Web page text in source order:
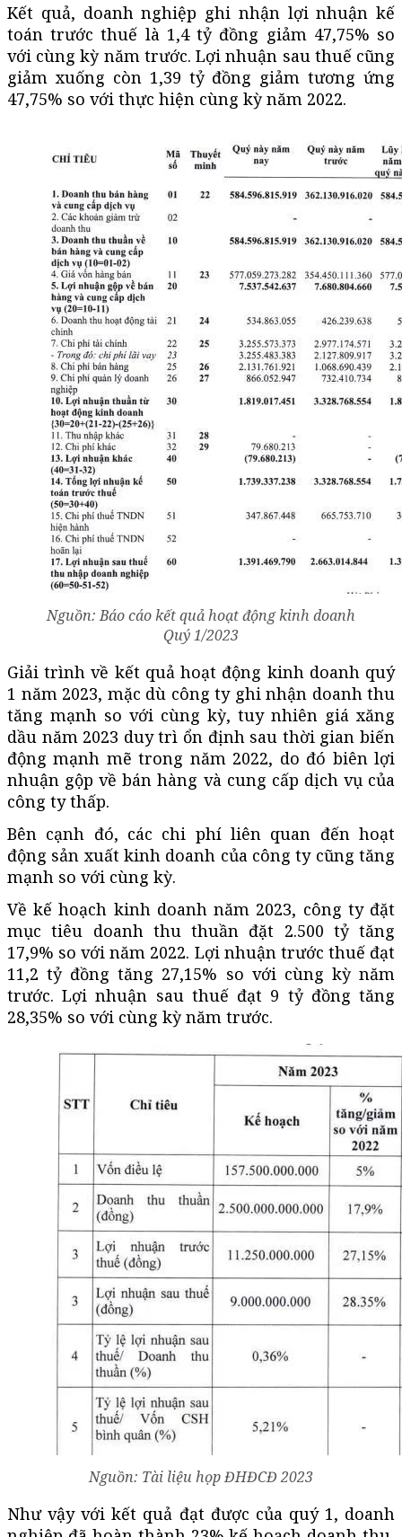
Kết quả, doanh nghiệp ghi nhận lợi nhuận kế
toán trước thuế là 1,4 tỷ đồng giảm 47,75% so
với cùng kỳ năm trước. Lợi nhuận sau thuế cũng
giảm xuống còn 1,39 tỷ đồng giảm tương ứng
47,75% so với thực hiện cùng kỳ năm 2022.
Nguồn: Báo cáo kết quả hoạt động kinh doanh
Quý 1/2023
Giải trình về kết quả hoạt động kinh doanh quý
1 năm 2023, mặc dù công ty ghi nhận doanh thu
tăng mạnh so với cùng kỳ, tuy nhiên giá xăng
dầu năm 2023 duy trì ổn định sau thời gian biến
động mạnh mẽ trong năm 2022, do đó biên lợi
nhuận gộp về bán hàng và cung cấp dịch vụ của
công ty thấp.
Bên cạnh đó, các chi phí liên quan đến hoạt
động sản xuất kinh doanh của công ty cũng tăng
mạnh so với cùng kỳ.
Về kế hoạch kinh doanh năm 2023, công ty đặt
mục tiêu doanh thu thuần đặt 2.500 tỷ tăng
17,9% so với năm 2022. Lợi nhuận trước thuế đạt
11,2 tỷ đồng tăng 27,15% so với cùng kỳ năm
trước. Lợi nhuận sau thuế đạt 9 tỷ đồng tăng
28,35% so với cùng kỳ năm trước.
Nguồn: Tài liệu họp ĐHĐCĐ 2023
Như vậy với kết quả đạt được của quý 1, doanh